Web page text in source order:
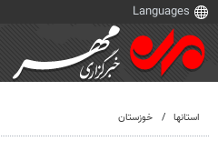
استانها خوزستان